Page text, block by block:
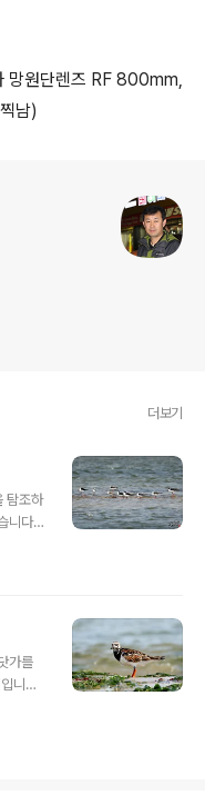
망원단렌즈 RF 800mm,
남)
더보기
탐조하
니다.
가를
니다.